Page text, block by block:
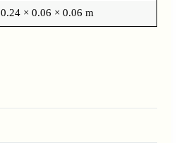
0.24 × 0.06 × 0.06 m